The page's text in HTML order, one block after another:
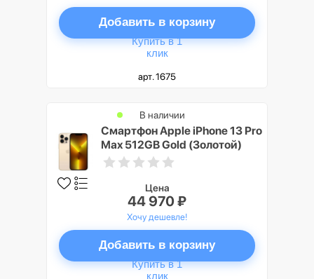
Добавить в корзину
Купить в 1
клик
арт. 1675
Смартфон Apple iPhone 13 Pro
Max 512GB Gold (Золотой)
В наличии
Цена
44 970 ₽
Хочу дешевле!
Добавить в корзину
Купить в 1
клик